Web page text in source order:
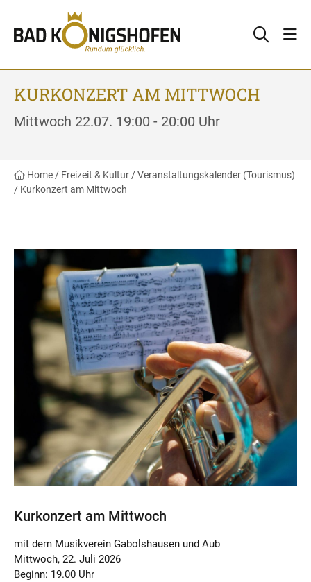
KURKONZERT AM MITTWOCH
Mittwoch 22.07. 19:00 - 20:00 Uhr
Home / Freizeit & Kultur /Veranstaltungskalender (Tourismus)
/ Kurkonzert am Mittwoch
Kurkonzert am Mittwoch
mit dem Musikverein Gabolshausen und Aub
Mittwoch, 22. Juli 2026
Beginn: 19.00 Uhr